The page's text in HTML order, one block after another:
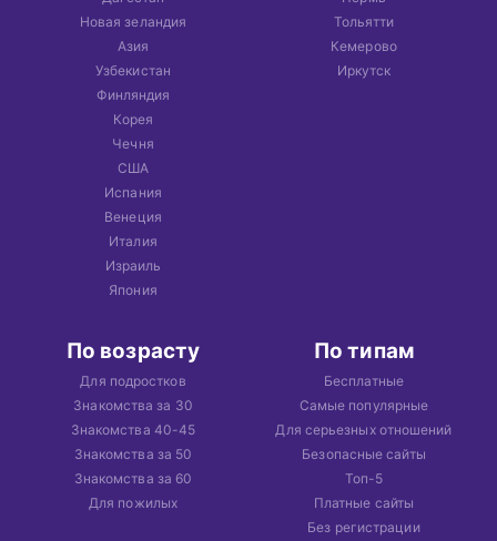
Новая зеландия
Азия
Узбекистан
Финляндия
Корея
Чечня
США
Испания
Венеция
Италия
Израиль
Япония
Тольятти
Кемерово
Иркутск
По возрасту
Для подростков
Знакомства за 30
Знакомства 40-45
Знакомства за 50
Знакомства за 60
Для пожилых
По типам
Бесплатные
Самые популярные
Для серьезных отношений
Безопасные сайты
Топ-5
Платные сайты
Без регистрации